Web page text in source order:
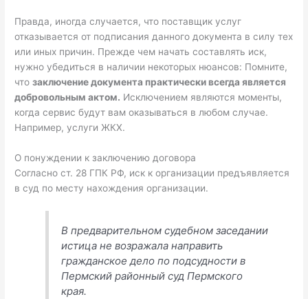
Правда, иногда случается, что поставщик услуг
отказывается от подписания данного документа в силу тех
или иных причин. Прежде чем начать составлять иск,
нужно убедиться в наличии некоторых нюансов: Помните,
чтозаключение документа практически всегда является
добровольным актом. Исключением являются моменты,
когда сервис будут вам оказываться в любом случае.
Например, услуги ЖКХ.
О понуждении к заключению договора
Согласно ст. 28 ГПК РФ, иск к организации предъявляется
в суд по месту нахождения организации.
В предварительном судебном заседании
истица не возражала направить
гражданское дело по подсудности в
Пермский районный суд Пермского
края.